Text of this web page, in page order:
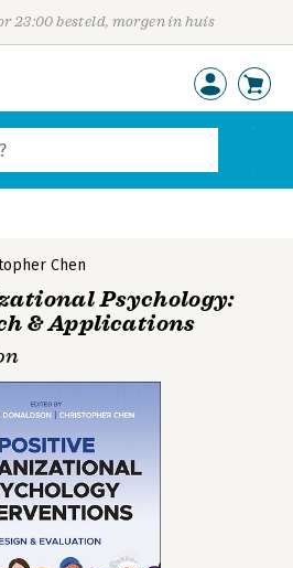
23:00 besteld, morgen in huis
Chen
Psychology:
& Applications